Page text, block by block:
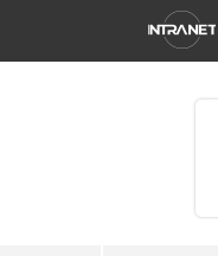
Alternar